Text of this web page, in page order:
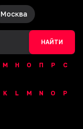
Москва
НАЙТИ
М Н О П Р
С
K L M N O
P